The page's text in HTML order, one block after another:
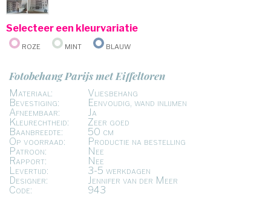
Selecteer een kleurvariatie
Roze
Mint Blauw
Fotobehang Parijs met Eiffeltoren
Materiaal:
Vliesbehang
Bevestiging:
Eenvoudig, wand inlijmen
Afneembaar:
Ja
Kleurechtheid:
Zeer goed
Baanbreedte:
50 cm
Op voorraad:
Productie na bestelling
Patroon:
Nee
Rapport:
Nee
Levertijd:
3-5 werkdagen
Designer:
Jennifer van der Meer
Code:
943